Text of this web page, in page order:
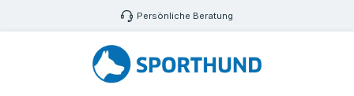
Zum Hauptinhalt springen Persönliche Beratung